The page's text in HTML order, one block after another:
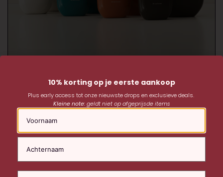
Shop de collectie
Urban Alchemy Volume
10% korting op je eerste aankoop
Plus early access tot onze nieuwste drops en exclusieve deals.
Kleine note:geldt niet op afgeprijsde items
Naam